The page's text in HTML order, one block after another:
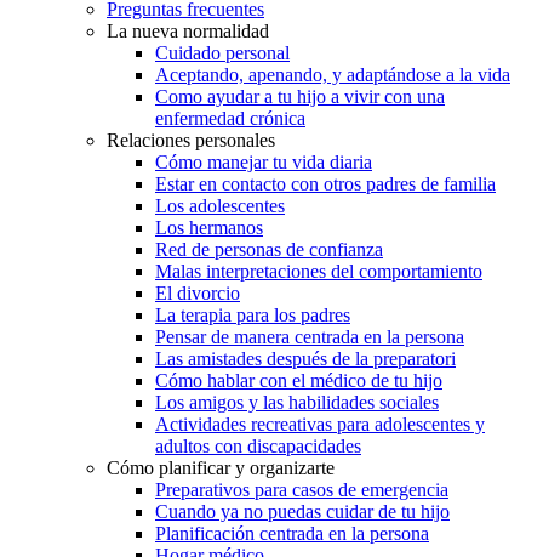
Preguntas frecuentes
La nueva normalidad
Cuidado personal
Aceptando, apenando, y adaptándose a la vida
Como ayudar a tu hijo a vivir con una
enfermedad crónica
Relaciones personales
Cómo manejar tu vida diaria
Estar en contacto con otros padres de familia
Los adolescentes
Los hermanos
Red de personas de confianza
Malas interpretaciones del comportamiento
El divorcio
La terapia para los padres
Pensar de manera centrada en la persona
Las amistades después de la preparatori
Cómo hablar con el médico de tu hijo
Los amigos y las habilidades sociales
Actividades recreativas para adolescentes y
adultos con discapacidades
Cómo planificar y organizarte
Preparativos para casos de emergencia
Cuando ya no puedas cuidar de tu hijo
Planificación centrada en la persona